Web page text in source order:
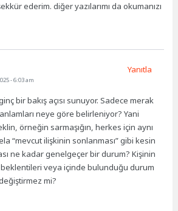
ederim. diğer yazılarımı da okumanızı
- 6:03 am
bir bakış açısı sunuyor. Sadece merak
neye göre belirleniyor? Yani
örneğin sarmaşığın, herkes için aynı
“mevcut ilişkinin sonlanması” gibi kesin
ne kadar genelgeçer bir durum? Kişinin
veya içinde bulunduğu durum
mi?
Yanıtla